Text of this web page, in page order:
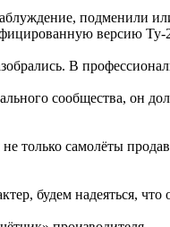
подменили
версию
В
сообщества, он
самолёты
будем надеяться,